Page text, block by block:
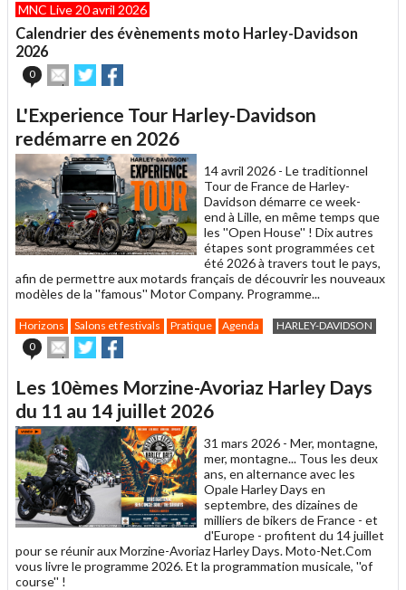
à
un
ami
MNC Live 20 avril 2026
Calendrier des évènements moto Harley-Davidson
2026
0
Envoyer
cet
à
un
ami
Partager
sur sur
L'Experience Tour Harley-Davidson
redémarre en 2026
14 avril 2026 - Le traditionnel
Tour de France de Harley-
Davidson démarre ce week-
end à Lille, en même temps que
les ''Open House'' ! Dix autres
étapes sont programmées cet
été 2026 à travers tout le pays,
afin de permettre aux motards français de découvrir les nouveaux
modèles de la ''famous'' Motor Company. Programme...
Horizons Salons et festivals Pratique Agenda
HARLEY-DAVIDSON
0
Envoyer
cet
à
un
ami
Partager
sur sur
Les 10èmes Morzine-Avoriaz Harley Days
du 11 au 14 juillet 2026
31 mars 2026 - Mer, montagne,
mer, montagne... Tous les deux
ans, en alternance avec les
Opale Harley Days en
septembre, des dizaines de
milliers de bikers de France - et
d'Europe - profitent du 14 juillet
pour se réunir aux Morzine-Avoriaz Harley Days. Moto-Net.Com
vous livre le programme 2026. Et la programmation musicale, ''of
course'' !